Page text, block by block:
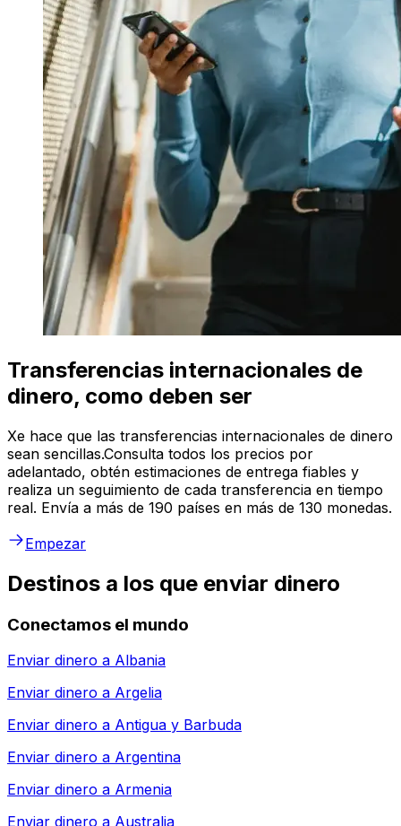
Transferencias internacionales de
dinero, como deben ser
Xe hace que las transferencias internacionales de dinero
sean sencillas.Consulta todos los precios por
adelantado, obtén estimaciones de entrega fiables y
realiza un seguimiento de cada transferencia en tiempo
real. Envía a más de 190 países en más de 130 monedas.
Empezar
Destinos a los que enviar dinero
Conectamos el mundo
Enviar dinero a Albania
Enviar dinero a Argelia
Enviar dinero a Antigua y Barbuda
Enviar dinero a Argentina
Enviar dinero a Armenia
Enviar dinero a Australia